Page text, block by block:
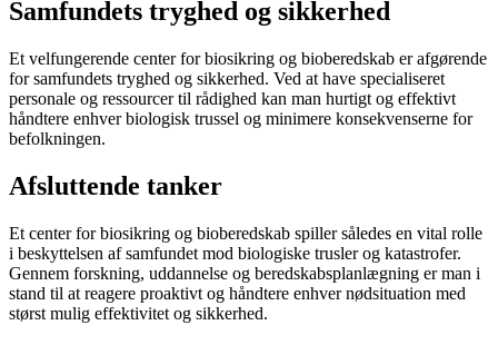
Samfundets tryghed og sikkerhed
Et velfungerende center for biosikring og bioberedskab er afgørende
for samfundets tryghed og sikkerhed. Ved at have specialiseret
personale og ressourcer til rådighed kan man hurtigt og effektivt
håndtere enhver biologisk trussel og minimere konsekvenserne for
befolkningen.
Afsluttende tanker
Et center for biosikring og bioberedskab spiller således en vital rolle
i beskyttelsen af samfundet mod biologiske trusler og katastrofer.
Gennem forskning, uddannelse og beredskabsplanlægning er man i
stand til at reagere proaktivt og håndtere enhver nødsituation med
størst mulig effektivitet og sikkerhed.